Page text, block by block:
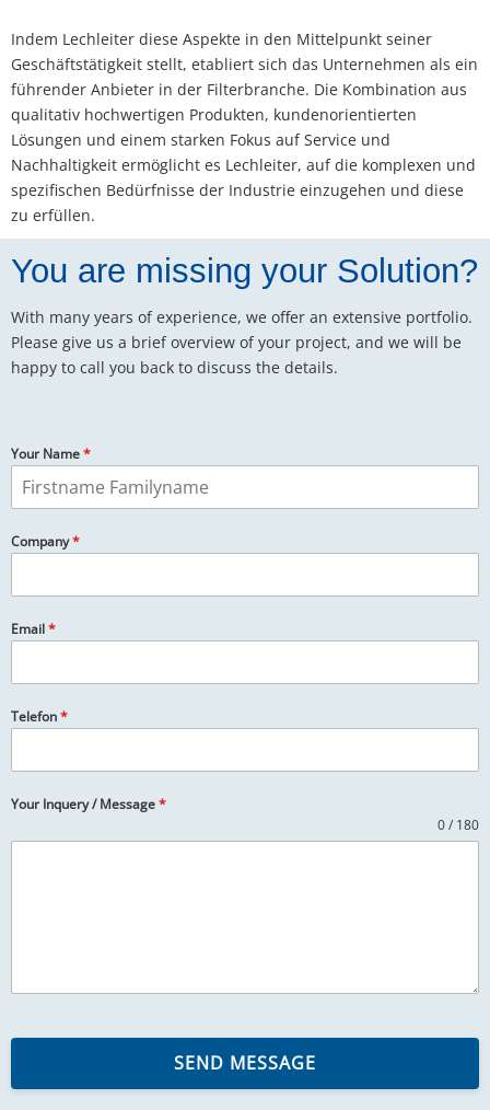
Indem Lechleiter diese Aspekte in den Mittelpunkt seiner
Geschäftstätigkeit stellt, etabliert sich das Unternehmen als ein
führender Anbieter in der Filterbranche. Die Kombination aus
qualitativ hochwertigen Produkten, kundenorientierten
Lösungen und einem starken Fokus auf Service und
Nachhaltigkeit ermöglicht es Lechleiter, auf die komplexen und
spezifischen Bedürfnisse der Industrie einzugehen und diese
zu erfüllen.
You are missing your Solution?
With many years of experience, we offer an extensive portfolio.
Please give us a brief overview of your project, and we will be
happy to call you back to discuss the details.
Your Name*
Company*
Email*
Telefon*
Your Inquery / Message*
0 / 180
SEND MESSAGE